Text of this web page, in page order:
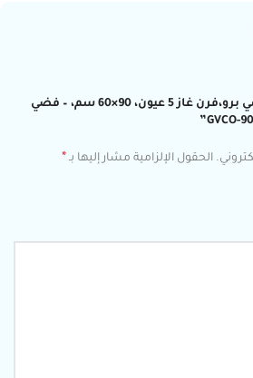
كن أول من يقيم “جي في سي برو،فرن غاز 5 عيون، 90×60 سم، – فضي
الحقول الإلزامية مشار إليها بـ *